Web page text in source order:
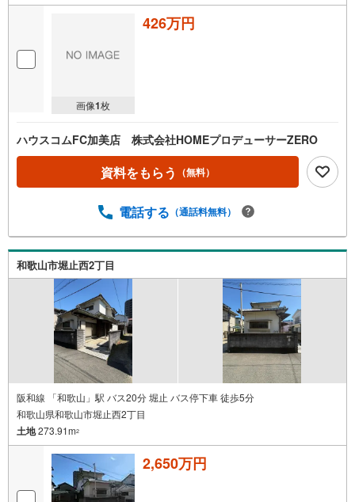
画像1枚
426万円
ハウスコムFC加美店 株式会社HOMEプロデューサーZERO
資料をもらう （無料）
電話する （通話料無料）
和歌山市堀止西2丁目
阪和線 「和歌山」駅 バス20分 堀止 バス停下車 徒歩5分
和歌山県和歌山市堀止西2丁目
土地273.91m2
2,650万円